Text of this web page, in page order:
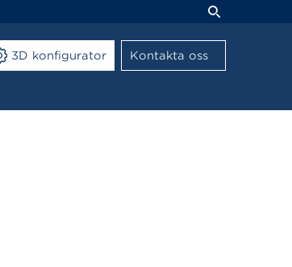
3D konfigurator Kontakta oss